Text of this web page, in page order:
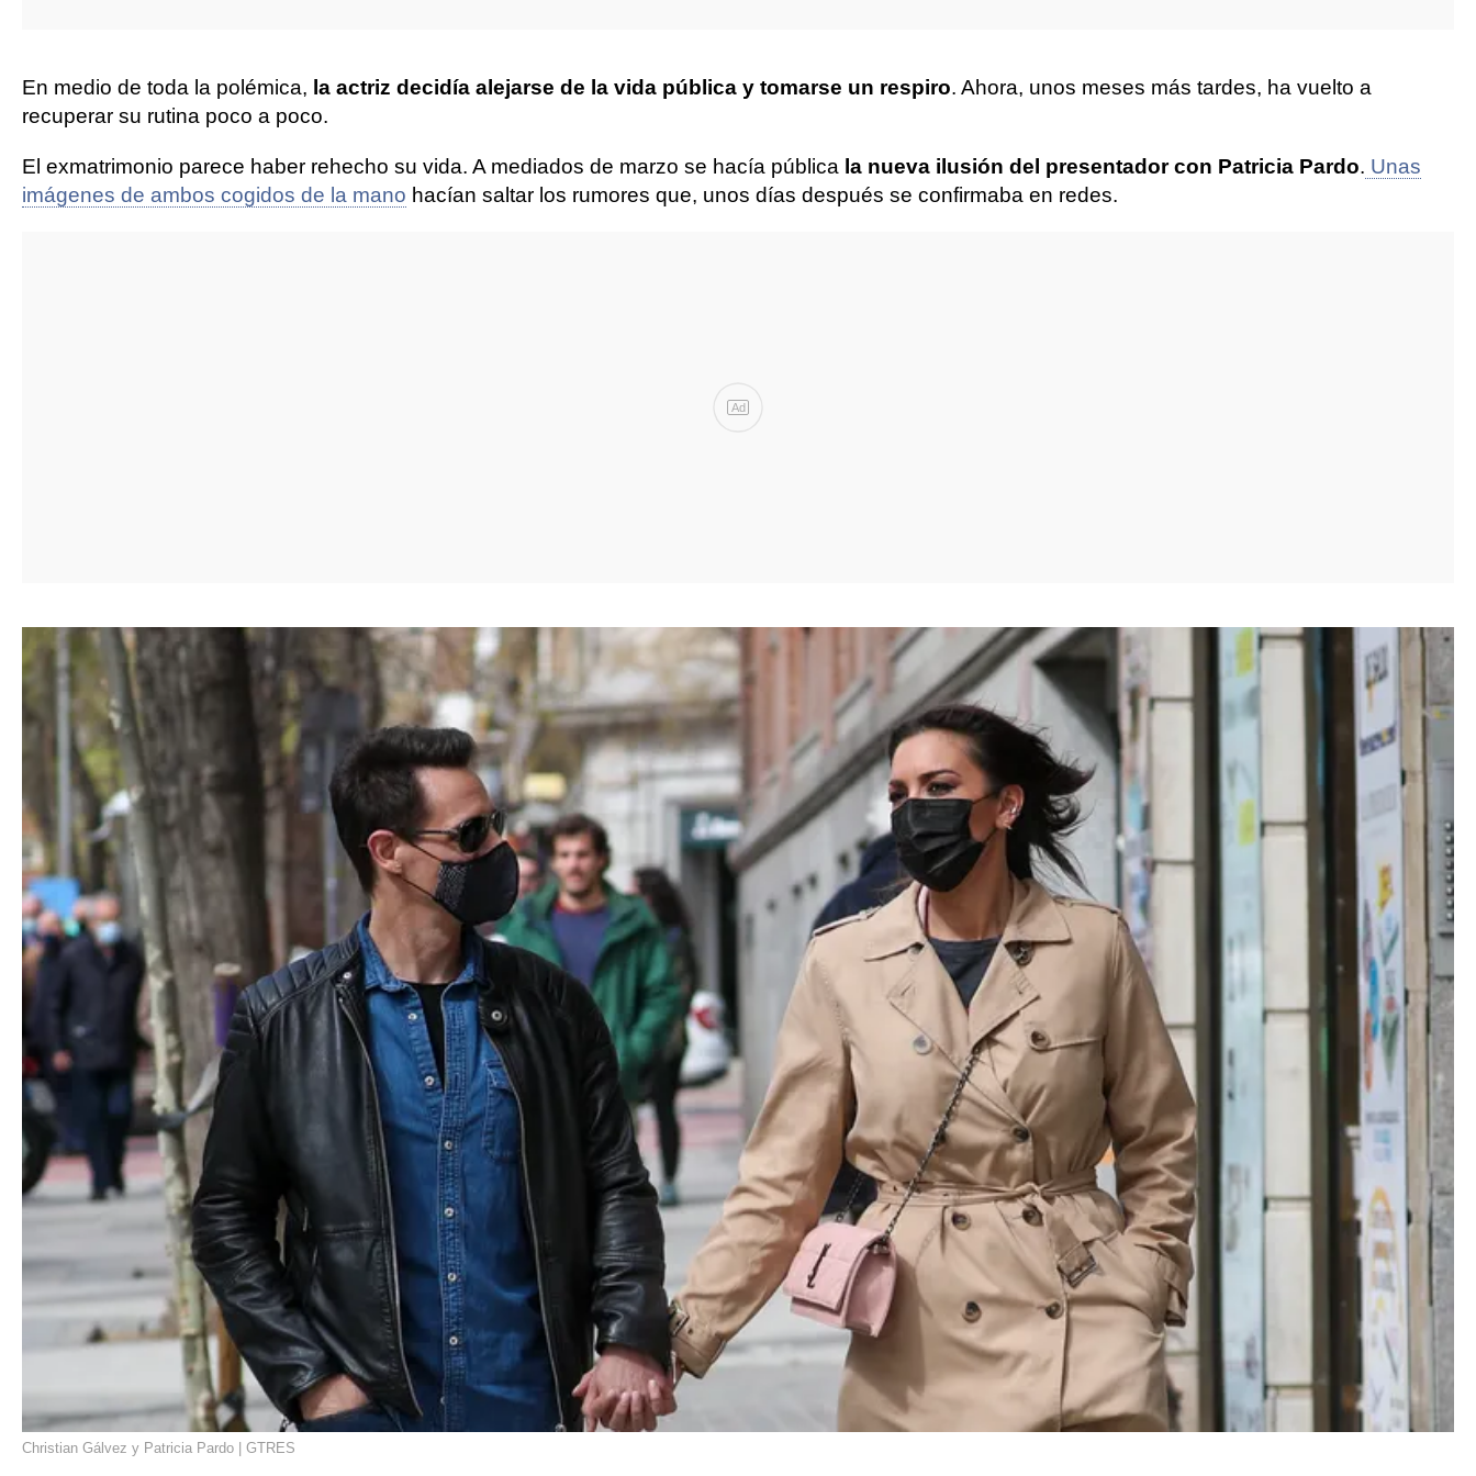
En medio de toda la polémica, la actriz decidía alejarse de la vida pública y tomarse un respiro. Ahora, unos meses más tardes, ha vuelto a
recuperar su rutina poco a poco.
El exmatrimonio parece haber rehecho su vida. A mediados de marzo se hacía pública la nueva ilusión del presentador con Patricia Pardo. Unas
imágenes de ambos cogidos de la mano hacían saltar los rumores que, unos días después se confirmaba en redes.
Ad
Christian Gálvez y Patricia Pardo | GTRES